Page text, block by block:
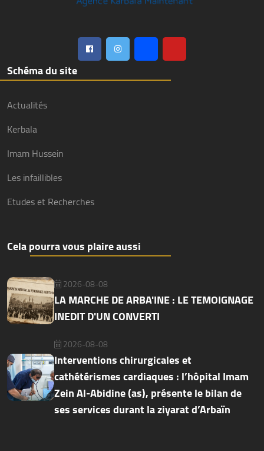
Schéma du site
Actualités
Kerbala
Imam Hussein
Les infaillibles
Etudes et Recherches
Cela pourra vous plaire aussi
2026-08-08
LA MARCHE DE ARBA'INE : LE TEMOIGNAGE
INEDIT D'UN CONVERTI
2026-08-08
Interventions chirurgicales et
cathétérismes cardiaques : l’hôpital Imam
Zein Al-Abidine (as), présente le bilan de
ses services durant la ziyarat d’Arbaïn